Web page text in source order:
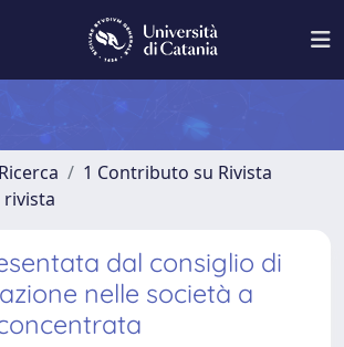
1 Contributo su Rivista
rivista
dal consiglio di
nelle società a